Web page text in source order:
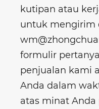
kutipan atau
untuk mengirim
formulir
penjualan kami
Anda dalam
atas minat